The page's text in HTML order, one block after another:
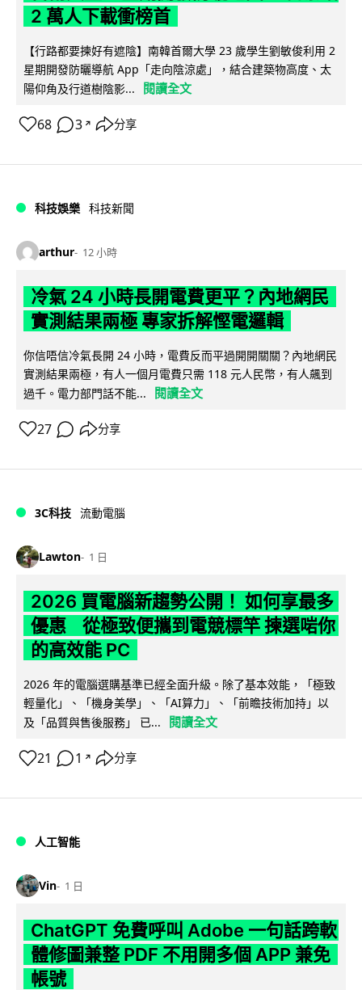
2 萬人下載衝榜首
【行路都要揀好有遮陰】南韓首爾大學 23 歲學生劉敏俊利用 2
星期開發防曬導航 App「走向陰涼處」，結合建築物高度、太
陽仰角及行道樹陰影...
閱讀全文
68 3 ↗ 分享
科技娛樂 科技新聞
arthur 12 小時
冷氣 24 小時長開電費更平？內地網民
實測結果兩極 專家拆解慳電邏輯
你信唔信冷氣長開 24 小時，電費反而平過開開關關？內地網民
實測結果兩極，有人一個月電費只需 118 元人民幣，有人飆到
過千。電力部門話不能...
閱讀全文
27 分享
3C科技 流動電腦
Lawton 1 日
2026 買電腦新趨勢公開！ 如何享最多
優惠 從極致便攜到電競標竿 揀選啱你
的高效能 PC
2026 年的電腦選購基準已經全面升級。除了基本效能，「極致
輕量化」、「機身美學」、「AI算力」、「前瞻技術加持」以
及「品質與售後服務」 已...
閱讀全文
21 1 ↗ 分享
人工智能
Vin 1 日
ChatGPT 免費呼叫 Adobe 一句話跨軟
體修圖兼整 PDF 不用開多個 APP 兼免
帳號